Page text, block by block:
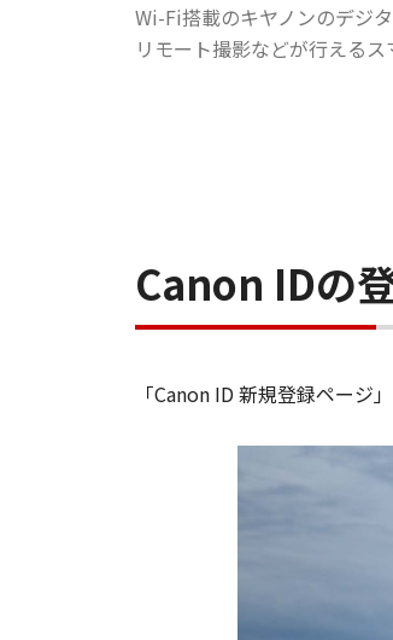
Wi-Fi搭載のキヤノンのデジ
リモート撮影などが行えるス
Canon IDの
「Canon ID 新規登録ページ